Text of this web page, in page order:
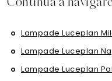
Continua a navigare
Lampade Luceplan
Lampade Luceplan
Lampade Luceplan